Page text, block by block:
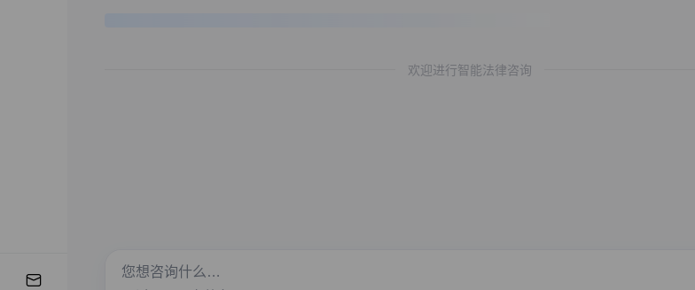
欢迎进行智能法律咨询